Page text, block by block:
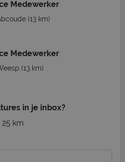
Medewerker
(13 km)
Medewerker
(13 km)
in je inbox?
km